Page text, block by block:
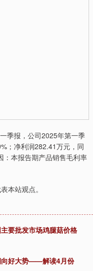
报，公司2025年第一季
；净利润282.41万元，同
：本报告期产品销售毛利率
本站观点。
要批发市场鸡腿菇价格
向好大势——解读4月份